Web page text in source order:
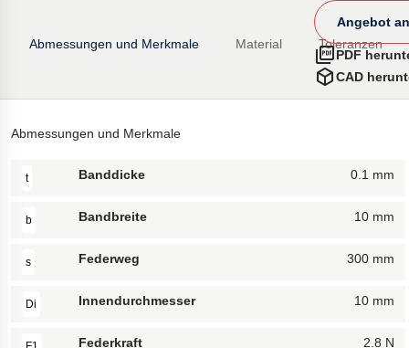
Abmessungen und Merkmale Material Toleranzen
CAD
PDF
Angebot
Abmessungen und Merkmale
t Banddicke 0.1 mm
b Bandbreite 10 mm
s Federweg 300 mm
Di Innendurchmesser 10 mm
Federkraft 2.8 N